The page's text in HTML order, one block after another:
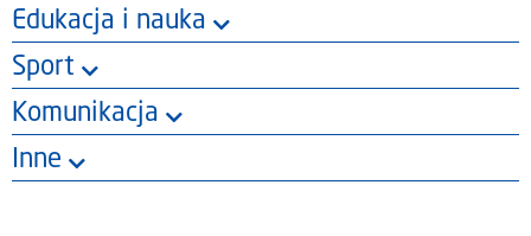
Edukacja i nauka
Sport
Komunikacja
Inne